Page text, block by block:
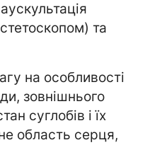
та
на особливості
зовнішнього
суглобів і їх
область серця,